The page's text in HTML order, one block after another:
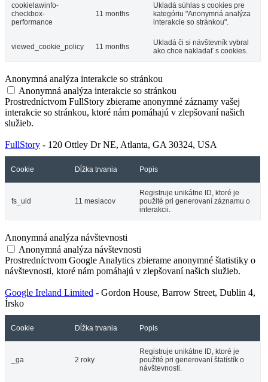
cookielawinfo-
checkbox-
performance
11 months
Ukladá súhlas s cookies pre
kategóriu "Anonymná analýza
interakcie so stránkou".
viewed_cookie_policy 11 months
Ukladá či si návštevník vybral
ako chce nakladať s cookies.
Anonymná analýza interakcie so stránkou
Anonymná analýza interakcie so stránkou
Prostredníctvom FullStory zbierame anonymné záznamy vašej
interakcie so stránkou, ktoré nám pomáhajú v zlepšovaní našich
služieb.
FullStory - 120 Ottley Dr NE, Atlanta, GA 30324, USA
Cookie Dĺžka trvania Popis
fs_uid 11 mesiacov
Registruje unikátne ID, ktoré je
použité pri generovaní záznamu o
interakcii.
Anonymná analýza návštevnosti
Anonymná analýza návštevnosti
Prostredníctvom Google Analytics zbierame anonymné štatistiky o
návštevnosti, ktoré nám pomáhajú v zlepšovaní našich služieb.
Google Ireland Limited - Gordon House, Barrow Street, Dublin 4,
Írsko
Cookie Dĺžka trvania Popis
_ga 2 roky
Registruje unikátne ID, ktoré je
použité pri generovaní štatístík o
návštevnosti.